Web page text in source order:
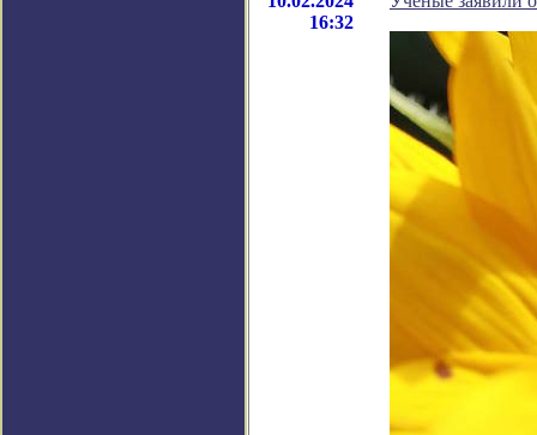
16:32